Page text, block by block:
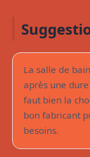
france ?
La salle de
après une dure
faut bien la
bon fabricant
besoins.
Pourquoi
plus